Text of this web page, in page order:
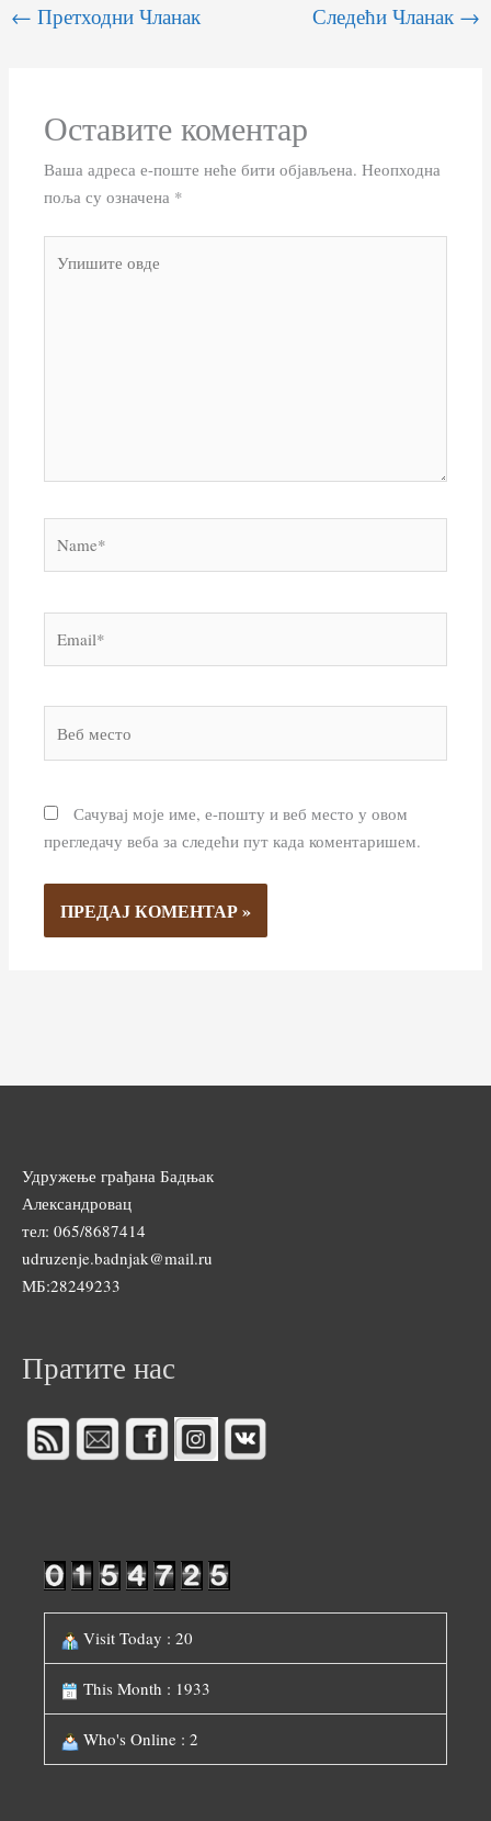
← Претходни Чланак Следећи Чланак →
Оставите коментар
Ваша адреса е-поште неће бити објављена. Неопходна
поља су означена *
овде
место
Сачувај моје име, е-пошту и веб место у овом
прегледачу веба за следећи пут када коментаришем.
Удружење грађана Бадњак
Александровац
тел: 065/8687414
udruzenje.badnjak@mail.ru
МБ:28249233
Пратите нас
Visit Today : 20
This Month : 1933
Who's Online : 2